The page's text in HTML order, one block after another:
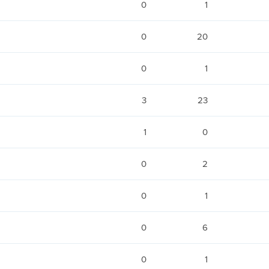
0 1
0 20
0 1
3 23
1 0
0 2
0 1
0 6
0 1